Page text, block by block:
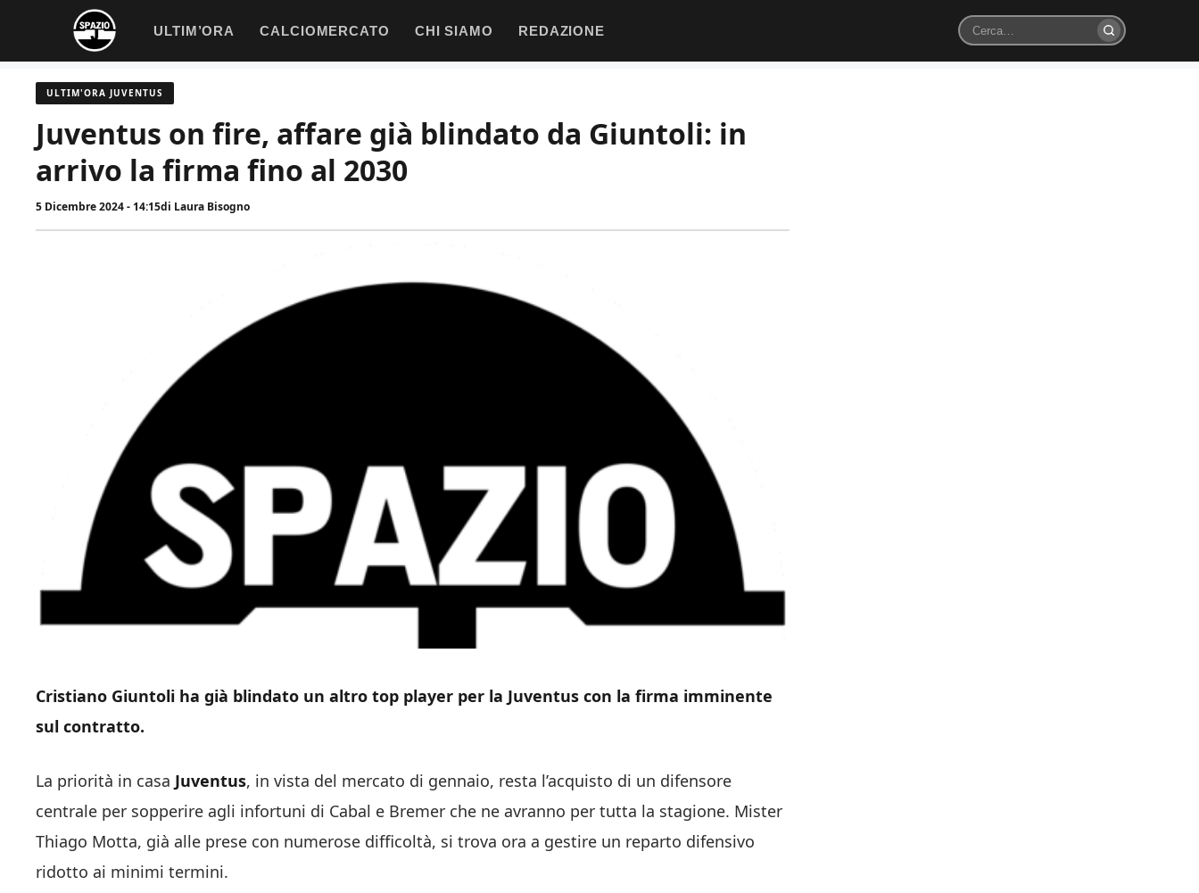
contenuto
ULTIM’ORA CALCIOMERCATO CHI SIAMO REDAZIONE
Cerca
ULTIM'ORA JUVENTUS
Juventus on fire, affare già blindato da Giuntoli: in
arrivo la firma fino al 2030
5 Dicembre 2024 - 14:15di Laura Bisogno
Cristiano Giuntoli ha già blindato un altro top player per la Juventus con la firma imminente
sul contratto.
La priorità in casa Juventus, in vista del mercato di gennaio, resta l’acquisto di un difensore
centrale per sopperire agli infortuni di Cabal e Bremer che ne avranno per tutta la stagione. Mister
Thiago Motta, già alle prese con numerose difficoltà, si trova ora a gestire un reparto difensivo
ridotto ai minimi termini.